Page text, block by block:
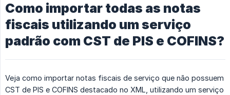
Como importar todas as notas
fiscais utilizando um serviço
padrão com CST de PIS e COFINS?
Veja como importar notas fiscais de serviço que não possuem
CST de PIS e COFINS destacado no XML, utilizando um serviço